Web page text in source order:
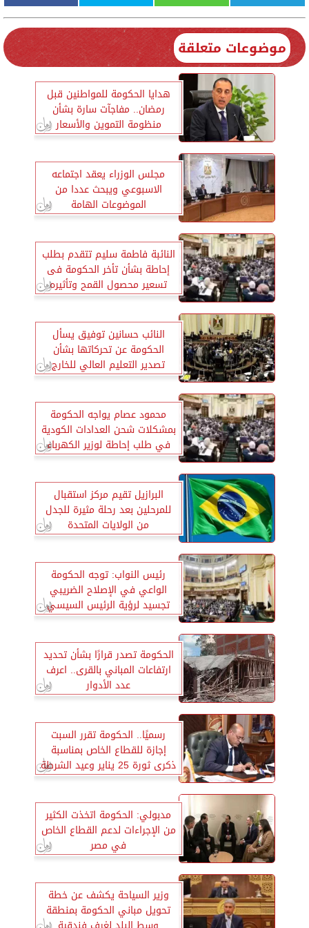
موضوعات متعلقة
هدايا الحكومة للمواطنين قبل
رمضان.. مفاجآت سارة بشأن
منظومة التموين والأسعار
مجلس الوزراء يعقد اجتماعه
الاسبوعي ويبحث عددا من
الموضوعات الهامة
النائبة فاطمة سليم تتقدم بطلب
إحاطة بشأن تأخر الحكومة فى
تسعير محصول القمح وتأثيره
المدمر على الفلاحين
النائب حسانين توفيق يسأل
الحكومة عن تحركاتها بشأن
تصدير التعليم العالي للخارج
..ويشيد بجهودها بملف حقوق
محمود عصام يواجه الحكومة
بمشكلات شحن العدادات الكودية
في طلب إحاطة لوزير الكهرباء
البرازيل تقيم مركز استقبال
للمرحلين بعد رحلة مثيرة للجدل
من الولايات المتحدة
رئيس النواب: توجه الحكومة
الواعي في الإصلاح الضريبي
تجسيد لرؤية الرئيس السيسي
الحكومة تصدر قرارًا بشأن تحديد
ارتفاعات المباني بالقرى.. اعرف
عدد الأدوار
رسميًا.. الحكومة تقرر السبت
إجازة للقطاع الخاص بمناسبة
ذكرى ثورة 25 يناير وعيد الشرطة
مدبولي: الحكومة اتخذت الكثير
من الإجراءات لدعم القطاع الخاص
في مصر
وزير السياحة يكشف عن خطة
تحويل مباني الحكومة بمنطقة